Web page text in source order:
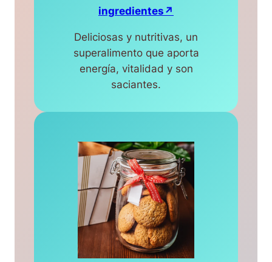
ingredientes↗
Deliciosas y nutritivas, un
superalimento que aporta
energía, vitalidad y son
saciantes.